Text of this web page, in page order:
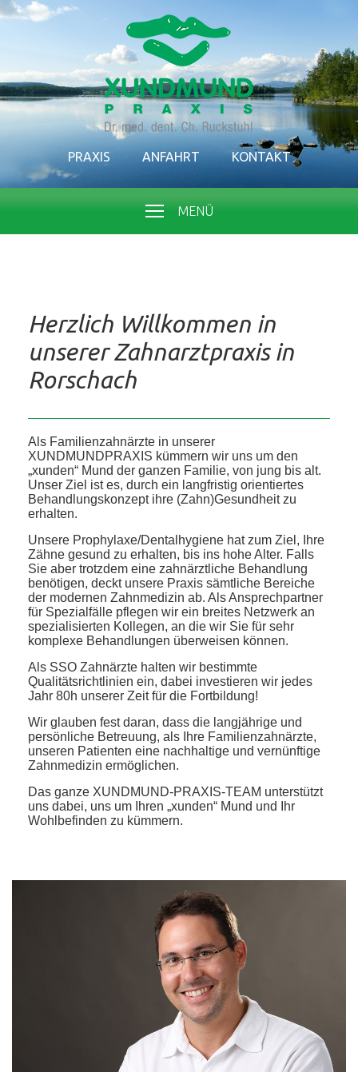
PRAXIS ANFAHRT KONTAKT
MENÜ
Herzlich Willkommen in
unserer Zahnarztpraxis in
Rorschach
Als Familienzahnärzte in unserer
XUNDMUNDPRAXIS kümmern wir uns um den
„xunden“ Mund der ganzen Familie, von jung bis alt.
Unser Ziel ist es, durch ein langfristig orientiertes
Behandlungskonzept ihre (Zahn)Gesundheit zu
erhalten.
Unsere Prophylaxe/Dentalhygiene hat zum Ziel, Ihre
Zähne gesund zu erhalten, bis ins hohe Alter. Falls
Sie aber trotzdem eine zahnärztliche Behandlung
benötigen, deckt unsere Praxis sämtliche Bereiche
der modernen Zahnmedizin ab. Als Ansprechpartner
für Spezialfälle pflegen wir ein breites Netzwerk an
spezialisierten Kollegen, an die wir Sie für sehr
komplexe Behandlungen überweisen können.
Als SSO Zahnärzte halten wir bestimmte
Qualitätsrichtlinien ein, dabei investieren wir jedes
Jahr 80h unserer Zeit für die Fortbildung!
Wir glauben fest daran, dass die langjährige und
persönliche Betreuung, als Ihre Familienzahnärzte,
unseren Patienten eine nachhaltige und vernünftige
Zahnmedizin ermöglichen.
Das ganze XUNDMUND-PRAXIS-TEAM unterstützt
uns dabei, uns um Ihren „xunden“ Mund und Ihr
Wohlbefinden zu kümmern.